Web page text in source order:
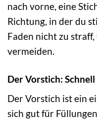
nach vorne, eine
Richtung, in der du
Faden nicht zu
vermeiden.
Der Vorstich:
Der Vorstich ist ein
sich gut für